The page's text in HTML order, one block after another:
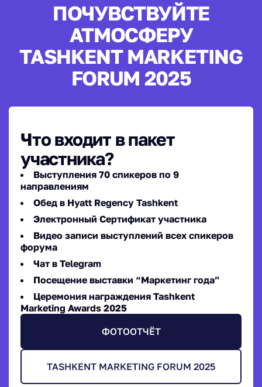
ПОЧУВСТВУЙТЕ
АТМОСФЕРУ
TASHKENT MARKETING
FORUM 2025
Что входит в пакет
участника?
Выступления 70 спикеров по 9
направлениям
Обед в Hyatt Regency Tashkent
Электронный Сертификат участника
Видео записи выступлений всех спикеров
форума
Чат в Telegram
Посещение выставки “Маркетинг года”
Церемония награждения Tashkent
Marketing Awards 2025
ФОТООТЧЁТ
TASHKENT MARKETING FORUM 2025